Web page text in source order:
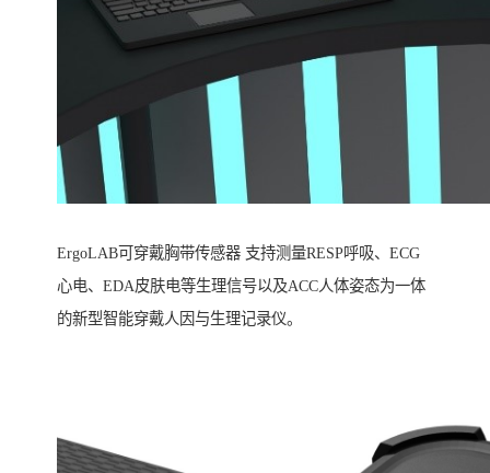
ErgoLAB可穿戴胸带传感器 支持测量RESP呼吸、ECG
心电、EDA皮肤电等生理信号以及ACC人体姿态为一体
的新型智能穿戴人因与生理记录仪。